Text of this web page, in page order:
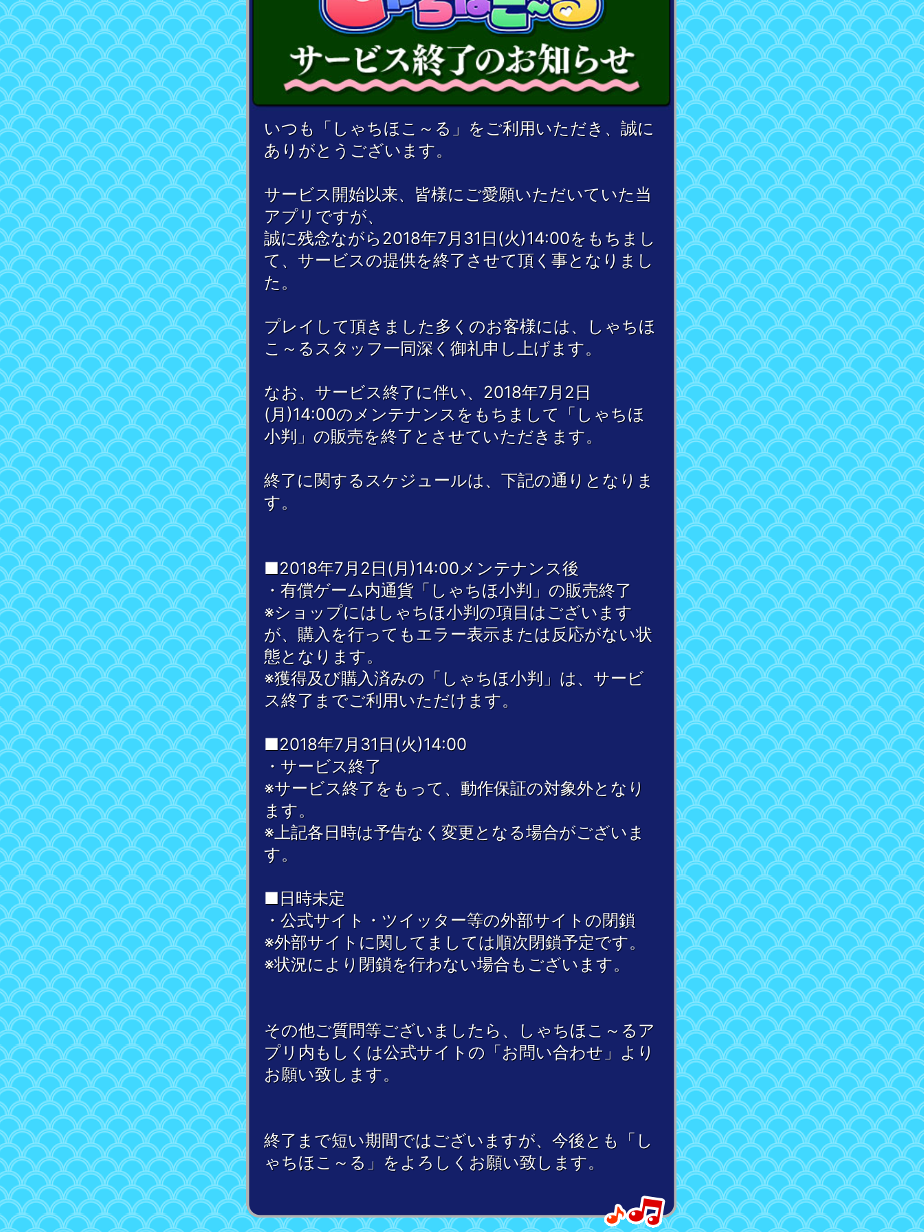
いつも「しゃちほこ～る」をご利用いただき、誠に
ありがとうございます。
サービス開始以来、皆様にご愛願いただいていた当
アプリですが、
誠に残念ながら2018年7月31日(火)14:00をもちまし
て、サービスの提供を終了させて頂く事となりまし
た。
プレイして頂きました多くのお客様には、しゃちほ
こ～るスタッフ一同深く御礼申し上げます。
なお、サービス終了に伴い、2018年7月2日
(月)14:00のメンテナンスをもちまして「しゃちほ
小判」の販売を終了とさせていただきます。
終了に関するスケジュールは、下記の通りとなりま
す。
■2018年7月2日(月)14:00メンテナンス後
・有償ゲーム内通貨「しゃちほ小判」の販売終了
※ショップにはしゃちほ小判の項目はございます
が、購入を行ってもエラー表示または反応がない状
態となります。
※獲得及び購入済みの「しゃちほ小判」は、サービ
ス終了までご利用いただけます。
■2018年7月31日(火)14:00
・サービス終了
※サービス終了をもって、動作保証の対象外となり
ます。
※上記各日時は予告なく変更となる場合がございま
す。
■日時未定
・公式サイト・ツイッター等の外部サイトの閉鎖
※外部サイトに関してましては順次閉鎖予定です。
※状況により閉鎖を行わない場合もございます。
その他ご質問等ございましたら、しゃちほこ～るア
プリ内もしくは公式サイトの「お問い合わせ」より
お願い致します。
終了まで短い期間ではございますが、今後とも「し
ゃちほこ～る」をよろしくお願い致します。